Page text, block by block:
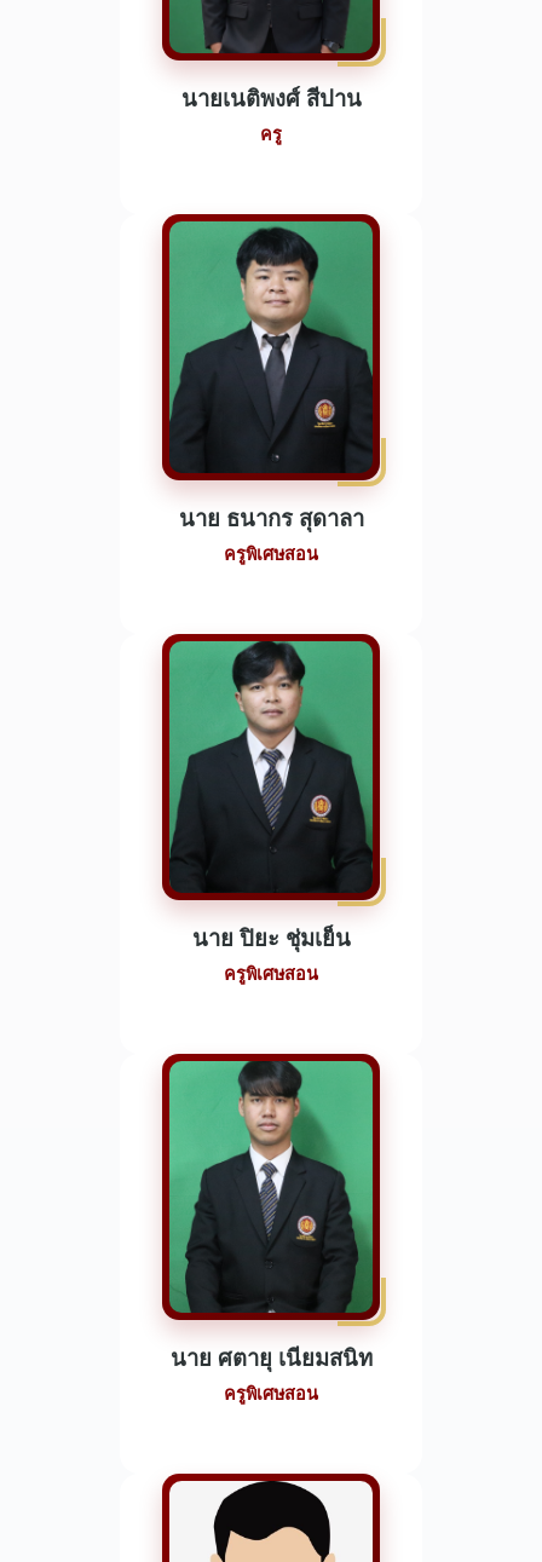
นายเนติพงศ์ สีปาน
ครู
นาย ธนากร สุดาลา
ครูพิเศษสอน
นาย ปิยะ ชุ่มเย็น
ครูพิเศษสอน
นาย ศตายุ เนียมสนิท
ครูพิเศษสอน